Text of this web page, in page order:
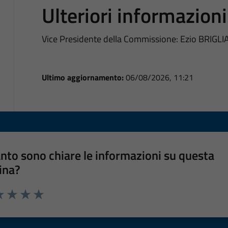
Ulteriori informazioni
Vice Presidente della Commissione: Ezio
Ultimo aggiornamento: 06/08/2026, 11:21
sono chiare le informazioni su questa